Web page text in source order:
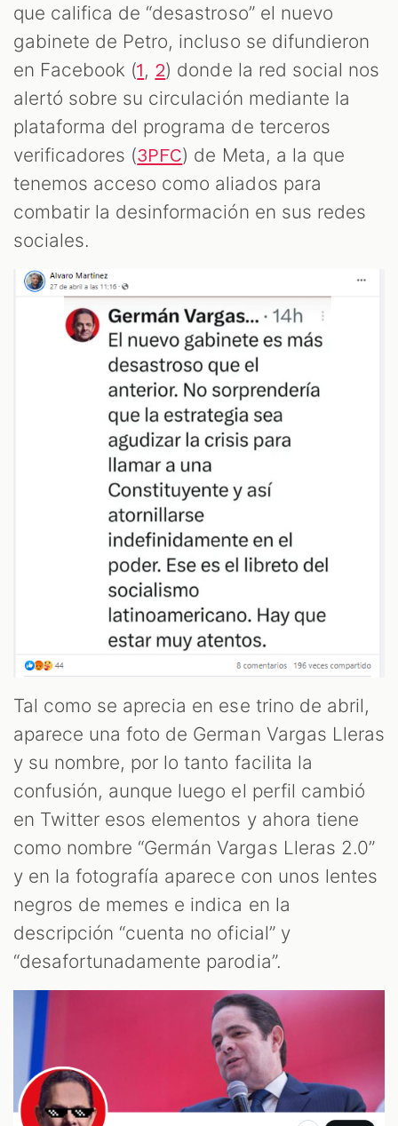
que califica de “desastroso” el nuevo
gabinete de Petro, incluso se difundieron
en Facebook (1, 2) donde la red social nos
alertó sobre su circulación mediante la
plataforma del programa de terceros
verificadores (3PFC) de Meta, a la que
tenemos acceso como aliados para
combatir la desinformación en sus redes
sociales.
Tal como se aprecia en ese trino de abril,
aparece una foto de German Vargas Lleras
y su nombre, por lo tanto facilita la
confusión, aunque luego el perfil cambió
en Twitter esos elementos y ahora tiene
como nombre “Germán Vargas Lleras 2.0”
y en la fotografía aparece con unos lentes
negros de memes e indica en la
descripción “cuenta no oficial” y
“desafortunadamente parodia”.